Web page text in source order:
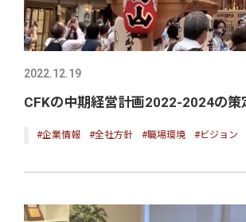
2022.12.19
CFKの中期経営計画2022-2024の策
#企業情報 #全社方針 #職場環境 #ビジョン